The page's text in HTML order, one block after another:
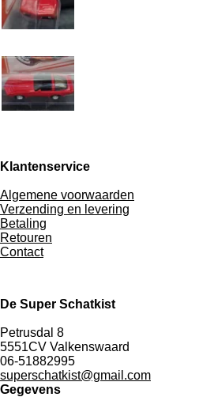
Klantenservice
Algemene voorwaarden
Verzending en levering
Betaling
Retouren
Contact
De Super Schatkist
Petrusdal 8
5551CV Valkenswaard
06-51882995
superschatkist@gmail.com
Gegevens